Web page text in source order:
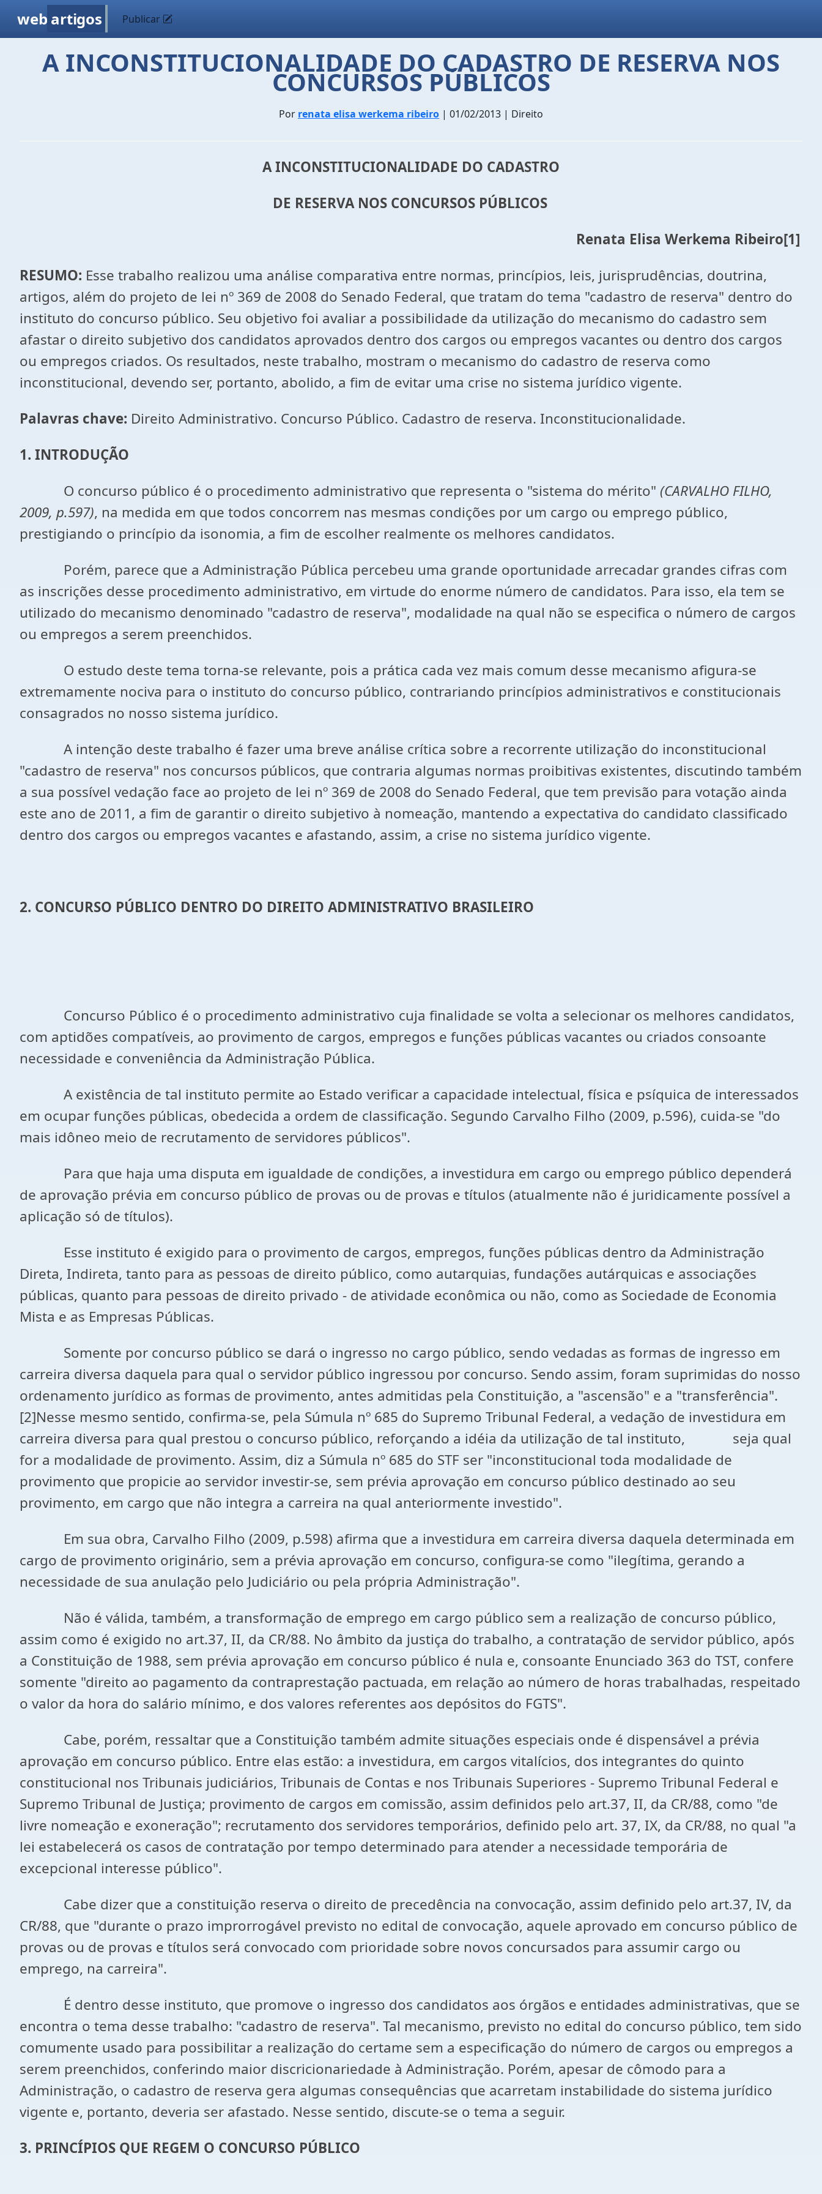
web artigos Publicar
A INCONSTITUCIONALIDADE DO CADASTRO DE RESERVA NOS
CONCURSOS PÚBLICOS
Por renata elisa werkema ribeiro | 01/02/2013 | Direito
A INCONSTITUCIONALIDADE DO CADASTRO
DE RESERVA NOS CONCURSOS PÚBLICOS
Renata Elisa Werkema Ribeiro[1]
RESUMO: Esse trabalho realizou uma análise comparativa entre normas, princípios, leis, jurisprudências, doutrina,
artigos, além do projeto de lei nº 369 de 2008 do Senado Federal, que tratam do tema "cadastro de reserva" dentro do
instituto do concurso público. Seu objetivo foi avaliar a possibilidade da utilização do mecanismo do cadastro sem
afastar o direito subjetivo dos candidatos aprovados dentro dos cargos ou empregos vacantes ou dentro dos cargos
ou empregos criados. Os resultados, neste trabalho, mostram o mecanismo do cadastro de reserva como
inconstitucional, devendo ser, portanto, abolido, a fim de evitar uma crise no sistema jurídico vigente.
Palavras chave: Direito Administrativo. Concurso Público. Cadastro de reserva. Inconstitucionalidade.
1. INTRODUÇÃO
O concurso público é o procedimento administrativo que representa o "sistema do mérito" (CARVALHO FILHO,
2009, p.597), na medida em que todos concorrem nas mesmas condições por um cargo ou emprego público,
prestigiando o princípio da isonomia, a fim de escolher realmente os melhores candidatos.
Porém, parece que a Administração Pública percebeu uma grande oportunidade arrecadar grandes cifras com
as inscrições desse procedimento administrativo, em virtude do enorme número de candidatos. Para isso, ela tem se
utilizado do mecanismo denominado "cadastro de reserva", modalidade na qual não se especifica o número de cargos
ou empregos a serem preenchidos.
O estudo deste tema torna-se relevante, pois a prática cada vez mais comum desse mecanismo afigura-se
extremamente nociva para o instituto do concurso público, contrariando princípios administrativos e constitucionais
consagrados no nosso sistema jurídico.
A intenção deste trabalho é fazer uma breve análise crítica sobre a recorrente utilização do inconstitucional
"cadastro de reserva" nos concursos públicos, que contraria algumas normas proibitivas existentes, discutindo também
a sua possível vedação face ao projeto de lei nº 369 de 2008 do Senado Federal, que tem previsão para votação ainda
este ano de 2011, a fim de garantir o direito subjetivo à nomeação, mantendo a expectativa do candidato classificado
dentro dos cargos ou empregos vacantes e afastando, assim, a crise no sistema jurídico vigente.
2. CONCURSO PÚBLICO DENTRO DO DIREITO ADMINISTRATIVO BRASILEIRO
Concurso Público é o procedimento administrativo cuja finalidade se volta a selecionar os melhores candidatos,
com aptidões compatíveis, ao provimento de cargos, empregos e funções públicas vacantes ou criados consoante
necessidade e conveniência da Administração Pública.
A existência de tal instituto permite ao Estado verificar a capacidade intelectual, física e psíquica de interessados
em ocupar funções públicas, obedecida a ordem de classificação. Segundo Carvalho Filho (2009, p.596), cuida-se "do
mais idôneo meio de recrutamento de servidores públicos".
Para que haja uma disputa em igualdade de condições, a investidura em cargo ou emprego público dependerá
de aprovação prévia em concurso público de provas ou de provas e títulos (atualmente não é juridicamente possível a
aplicação só de títulos).
Esse instituto é exigido para o provimento de cargos, empregos, funções públicas dentro da Administração
Direta, Indireta, tanto para as pessoas de direito público, como autarquias, fundações autárquicas e associações
públicas, quanto para pessoas de direito privado - de atividade econômica ou não, como as Sociedade de Economia
Mista e as Empresas Públicas.
Somente por concurso público se dará o ingresso no cargo público, sendo vedadas as formas de ingresso em
carreira diversa daquela para qual o servidor público ingressou por concurso. Sendo assim, foram suprimidas do nosso
ordenamento jurídico as formas de provimento, antes admitidas pela Constituição, a "ascensão" e a "transferência".
[2]Nesse mesmo sentido, confirma-se, pela Súmula nº 685 do Supremo Tribunal Federal, a vedação de investidura em
carreira diversa para qual prestou o concurso público, reforçando a idéia da utilização de tal instituto, seja qual
for a modalidade de provimento. Assim, diz a Súmula nº 685 do STF ser "inconstitucional toda modalidade de
provimento que propicie ao servidor investir-se, sem prévia aprovação em concurso público destinado ao seu
provimento, em cargo que não integra a carreira na qual anteriormente investido".
Em sua obra, Carvalho Filho (2009, p.598) afirma que a investidura em carreira diversa daquela determinada em
cargo de provimento originário, sem a prévia aprovação em concurso, configura-se como "ilegítima, gerando a
necessidade de sua anulação pelo Judiciário ou pela própria Administração".
Não é válida, também, a transformação de emprego em cargo público sem a realização de concurso público,
assim como é exigido no art.37, II, da CR/88. No âmbito da justiça do trabalho, a contratação de servidor público, após
a Constituição de 1988, sem prévia aprovação em concurso público é nula e, consoante Enunciado 363 do TST, confere
somente "direito ao pagamento da contraprestação pactuada, em relação ao número de horas trabalhadas, respeitado
o valor da hora do salário mínimo, e dos valores referentes aos depósitos do FGTS".
Cabe, porém, ressaltar que a Constituição também admite situações especiais onde é dispensável a prévia
aprovação em concurso público. Entre elas estão: a investidura, em cargos vitalícios, dos integrantes do quinto
constitucional nos Tribunais judiciários, Tribunais de Contas e nos Tribunais Superiores - Supremo Tribunal Federal e
Supremo Tribunal de Justiça; provimento de cargos em comissão, assim definidos pelo art.37, II, da CR/88, como "de
livre nomeação e exoneração"; recrutamento dos servidores temporários, definido pelo art. 37, IX, da CR/88, no qual "a
lei estabelecerá os casos de contratação por tempo determinado para atender a necessidade temporária de
excepcional interesse público".
Cabe dizer que a constituição reserva o direito de precedência na convocação, assim definido pelo art.37, IV, da
CR/88, que "durante o prazo improrrogável previsto no edital de convocação, aquele aprovado em concurso público de
provas ou de provas e títulos será convocado com prioridade sobre novos concursados para assumir cargo ou
emprego, na carreira".
É dentro desse instituto, que promove o ingresso dos candidatos aos órgãos e entidades administrativas, que se
encontra o tema desse trabalho: "cadastro de reserva". Tal mecanismo, previsto no edital do concurso público, tem sido
comumente usado para possibilitar a realização do certame sem a especificação do número de cargos ou empregos a
serem preenchidos, conferindo maior discricionariedade à Administração. Porém, apesar de cômodo para a
Administração, o cadastro de reserva gera algumas consequências que acarretam instabilidade do sistema jurídico
vigente e, portanto, deveria ser afastado. Nesse sentido, discute-se o tema a seguir.
3. PRINCÍPIOS QUE REGEM O CONCURSO PÚBLICO